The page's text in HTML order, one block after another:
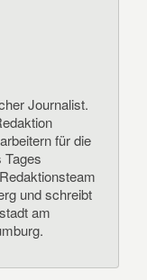
Journalist.
für die
Tages
und schreibt
am